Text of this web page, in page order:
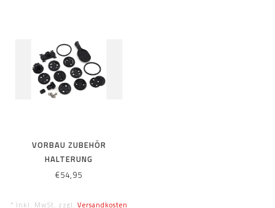
VORBAU ZUBEHÖR
HALTERUNG
€54,95
* Inkl. MwSt. zzgl. Versandkosten